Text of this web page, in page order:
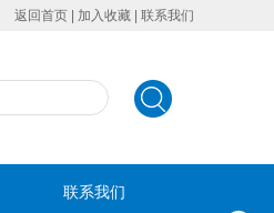
返回首页 加入收藏 联系我们
联系我们